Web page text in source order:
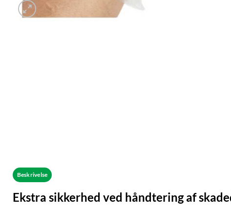
Beskrivelse
Ekstra sikkerhed ved håndtering af